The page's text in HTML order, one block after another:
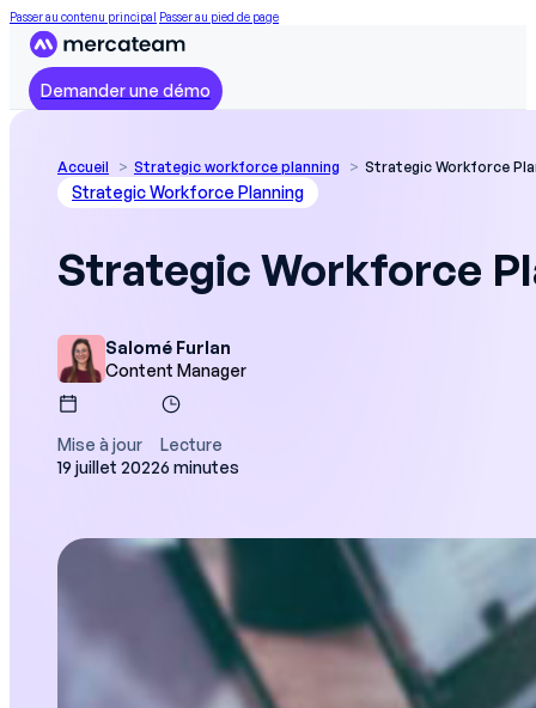
Passer au contenu principal Passer au pied de page
Demander une démo
Accueil Strategic workforce planning Strategic Workforce
Strategic Workforce Planning
Strategic Workforce
Salomé Furlan
Content Manager
Mise à jour
19 juillet 2022
Lecture
6 minutes